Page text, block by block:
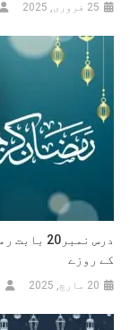
25 فروری, 2025
کے روزے
20 مارچ, 2025